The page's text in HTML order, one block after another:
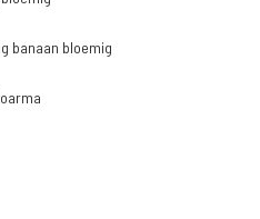
banaan bloemig